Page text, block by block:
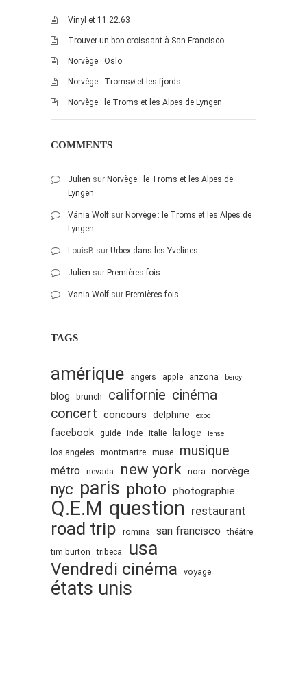
avril 2012
mars 2012
février 2012
janvier 2012
décembre 2011
novembre 2011
octobre 2011
août 2011
novembre 2010
août 2010
juillet 2010
juin 2010
mai 2010
avril 2010
mars 2010
février 2010
janvier 2010
décembre 2009
novembre 2009
Vinyl et 11.22.63
Trouver un bon croissant à San Francisco
Norvège : Oslo
Norvège : Tromsø et les fjords
Norvège : le Troms et les Alpes de Lyngen
COMMENTS
Julien sur Norvège : le Troms et les Alpes de
Lyngen
Vânia Wolf sur Norvège : le Troms et les Alpes de
Lyngen
LouisB sur Urbex dans les Yvelines
Julien sur Premières fois
Vania Wolf sur Premières fois
TAGS
amérique angers apple arizona bercy
blog brunch californie cinéma
concert concours delphine expo
facebook guide inde italie la loge lense
los angeles montmartre muse musique
métro nevada new york nora norvège
nyc paris photo photographie
Q.E.M question restaurant
road trip romina san francisco théâtre
tim burton
tribeca usa
Vendredi cinéma voyage
états unis